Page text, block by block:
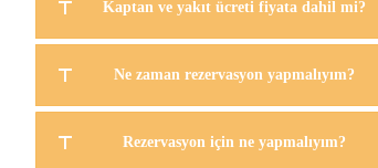
Kaptan ve yakıt ücreti fiyata dahil mi?
Ne zaman rezervasyon yapmalıyım?
Rezervasyon için ne yapmalıyım?